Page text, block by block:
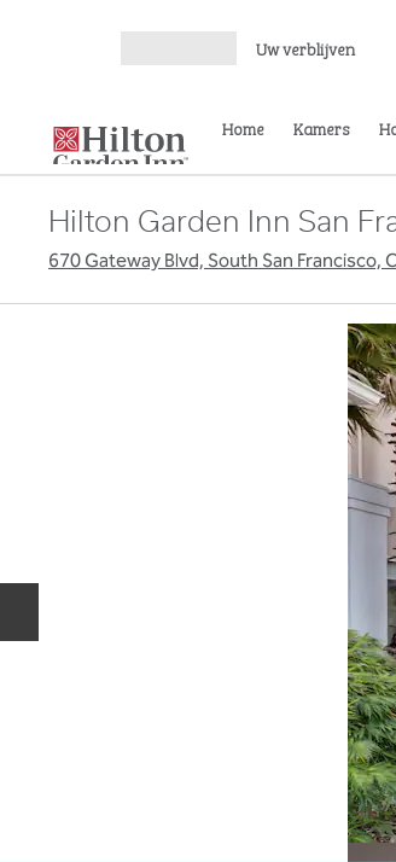
Uw verblijven
Home Kamers
Hilton Garden Inn San
670 Gateway Blvd, South San Francisco,